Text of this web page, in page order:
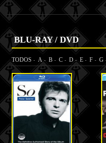
BLU-RAY / DVD